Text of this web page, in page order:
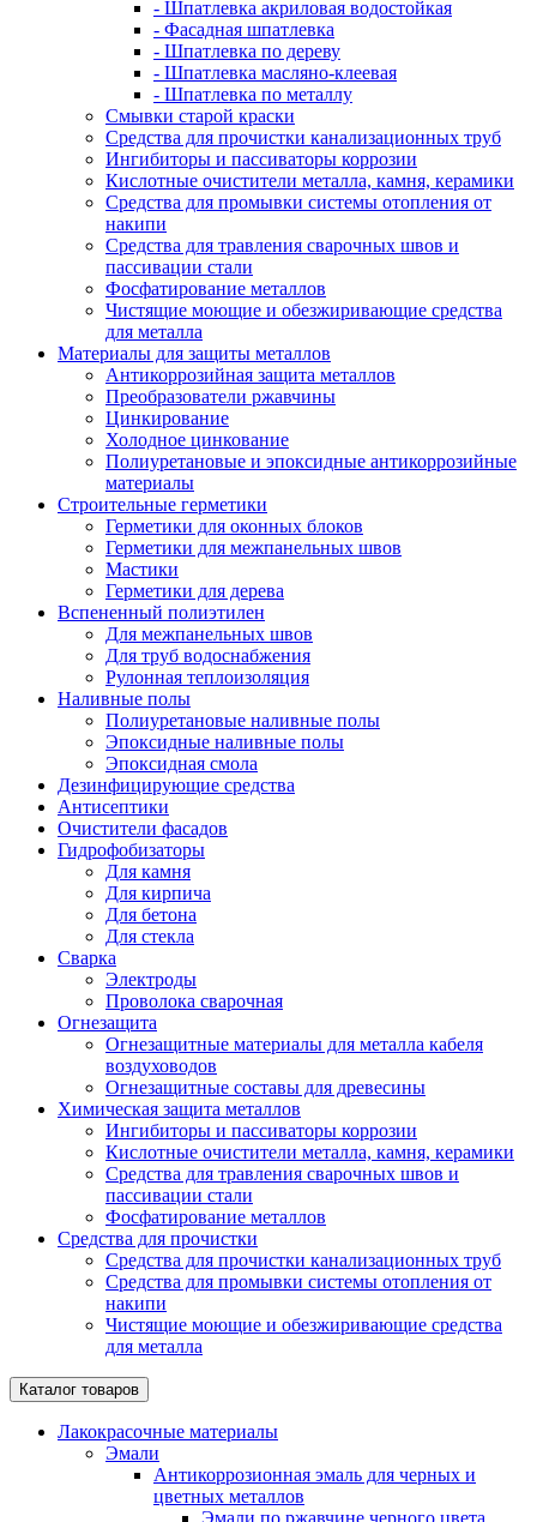
- Шпатлевка акриловая водостойкая
- Фасадная шпатлевка
- Шпатлевка по дереву
- Шпатлевка масляно-клеевая
- Шпатлевка по металлу
Смывки старой краски
Средства для прочистки канализационных труб
Ингибиторы и пассиваторы коррозии
Кислотные очистители металла, камня, керамики
Средства для промывки системы отопления от
накипи
Средства для травления сварочных швов и
пассивации стали
Фосфатирование металлов
Чистящие моющие и обезжиривающие средства
для металла
Материалы для защиты металлов
Антикоррозийная защита металлов
Преобразователи ржавчины
Цинкирование
Холодное цинкование
Полиуретановые и эпоксидные антикоррозийные
материалы
Строительные герметики
Герметики для оконных блоков
Герметики для межпанельных швов
Мастики
Герметики для дерева
Вспененный полиэтилен
Для межпанельных швов
Для труб водоснабжения
Рулонная теплоизоляция
Наливные полы
Полиуретановые наливные полы
Эпоксидные наливные полы
Эпоксидная смола
Дезинфицирующие средства
Антисептики
Очистители фасадов
Гидрофобизаторы
Для камня
Для кирпича
Для бетона
Для стекла
Сварка
Электроды
Проволока сварочная
Огнезащита
Огнезащитные материалы для металла кабеля
воздуховодов
Огнезащитные составы для древесины
Химическая защита металлов
Ингибиторы и пассиваторы коррозии
Кислотные очистители металла, камня, керамики
Средства для травления сварочных швов и
пассивации стали
Фосфатирование металлов
Средства для прочистки
Средства для прочистки канализационных труб
Средства для промывки системы отопления от
накипи
Чистящие моющие и обезжиривающие средства
для металла
Каталог товаров
Лакокрасочные материалы
Эмали
Антикоррозионная эмаль для черных и
цветных металлов